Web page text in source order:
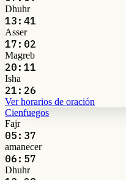
Dhuhr
13:41
Asser
17:02
Magreb
20:11
Isha
21:26
Ver horarios de oración
Cienfuegos
Fajr
05:37
amanecer
06:57
Dhuhr